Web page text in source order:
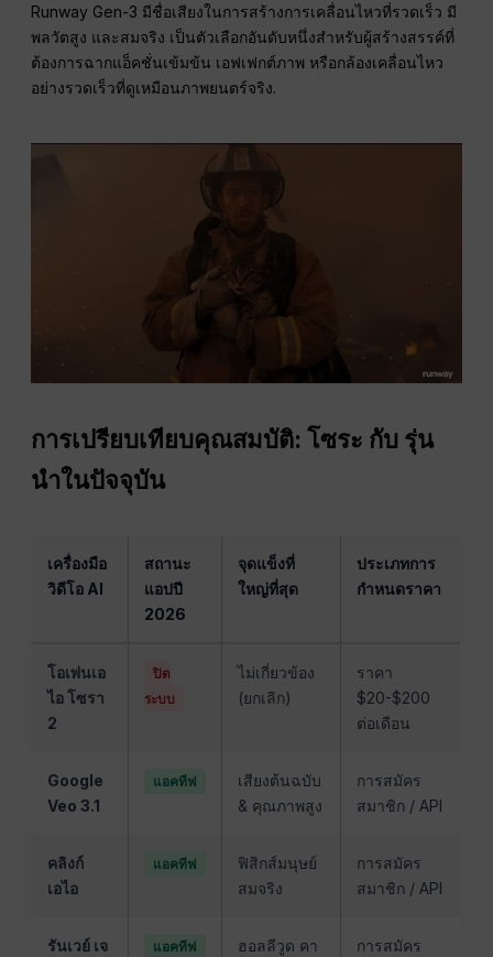
Runway Gen-3 มีชื่อเสียงในการสร้างการเคลื่อนไหวที่รวดเร็ว มี
พลวัตสูง และสมจริง เป็นตัวเลือกอันดับหนึ่งสำหรับผู้สร้างสรรค์ที่
ต้องการฉากแอ็คชั่นเข้มข้น เอฟเฟกต์ภาพ หรือกล้องเคลื่อนไหว
อย่างรวดเร็วที่ดูเหมือนภาพยนตร์จริง.
การเปรียบเทียบคุณสมบัติ: โซระ กับ รุ่น
นำในปัจจุบัน
เครื่องมือ
วิดีโอ AI
สถานะ
แอปปี
2026
จุดแข็งที่
ใหญ่ที่สุด
ประเภทการ
กำหนดราคา
โอเพ่นเอ
ไอ โซรา
2
ปิด
ระบบ
ไม่เกี่ยวข้อง
(ยกเลิก)
ราคา
$20-$200
ต่อเดือน
Google
Veo 3.1
แอคทีฟ
เสียงต้นฉบับ
& คุณภาพสูง
การสมัคร
สมาชิก / API
คลิงก์
เอไอ
แอคทีฟ
ฟิสิกส์มนุษย์
สมจริง
การสมัคร
สมาชิก / API
รันเวย์ เจ
แอคทีฟ
ฮอลลีวูด คา
การสมัคร